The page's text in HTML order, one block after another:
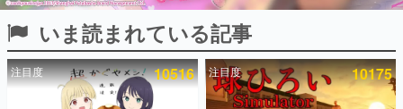
ピックアップ
電ファミのいま読まれている記事ランキング
いま読まれている記事
注目度 10516 注目度 10175